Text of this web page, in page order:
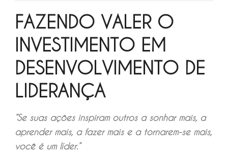
FAZENDO VALER O
INVESTIMENTO EM
DESENVOLVIMENTO DE
LIDERANÇA
“Se suas ações inspiram outros a sonhar mais, a
aprender mais, a fazer mais e a tornarem-se mais,
você é um líder.”